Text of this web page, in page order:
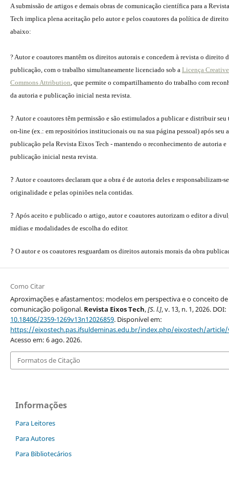
A submissão de artigos e demais obras de comunicação científica para a
Tech implica plena aceitação pelo autor e pelos coautores da política de
abaixo:
? Autor e coautores mantêm os direitos autorais e concedem à revista o direito
publicação, com o trabalho simultaneamente licenciado sob a Licença Creative
Commons Attribution, que permite o compartilhamento do trabalho com
da autoria e publicação inicial nesta revista.
? Autor e coautores têm permissão e são estimulados a publicar e distribuir seu
on-line (ex.: em repositórios institucionais ou na sua página pessoal) após seu
publicação pela Revista Eixos Tech - mantendo o reconhecimento de autoria e
publicação inicial nesta revista.
? Autor e coautores declaram que a obra é de autoria deles e responsabilizam-
originalidade e pelas opiniões nela contidas.
? Após aceito e publicado o artigo, autor e coautores autorizam o editor a
mídias e modalidades de escolha do editor.
? O autor e os coautores resguardam os direitos autorais morais da obra
Como Citar
Aproximações e afastamentos: modelos em perspectiva e o conceito de
comunicação poligonal. Revista Eixos Tech,[S. l.], v. 13, n. 1, 2026. DOI:
10.18406/2359-1269v13n12026859. Disponível em:
https://eixostech.pas.ifsuldeminas.edu.br/index.php/eixostech/
Acesso em: 6 ago. 2026.
Formatos de Citação
Informações
Para Leitores
Para Autores
Para Bibliotecários